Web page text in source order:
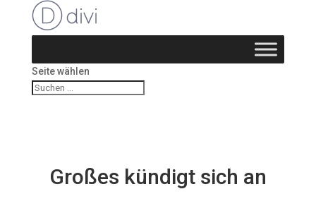
Seite wählen
Großes kündigt sich an